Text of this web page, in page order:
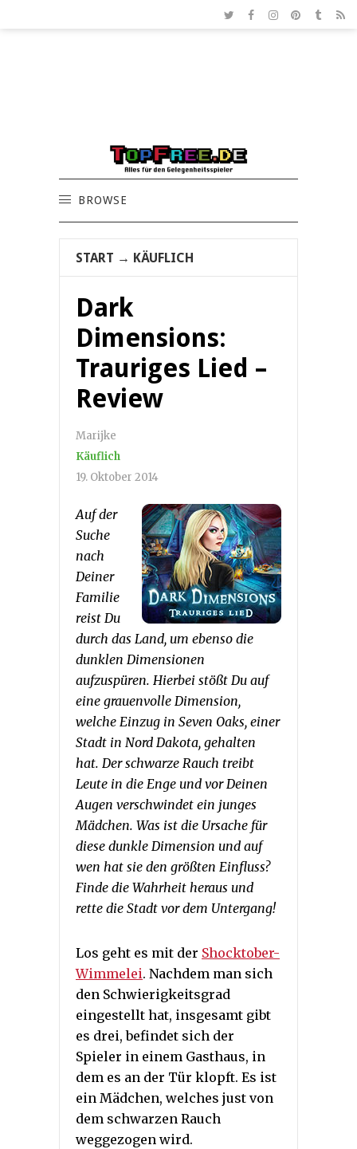
BROWSE
START → KÄUFLICH
Dark
Dimensions:
Trauriges Lied –
Review
Marijke
Käuflich
19. Oktober 2014
Auf der
Suche
nach
Deiner
Familie
reist Du
durch das Land, um ebenso die
dunklen Dimensionen
aufzuspüren. Hierbei stößt Du auf
eine grauenvolle Dimension,
welche Einzug in Seven Oaks, einer
Stadt in Nord Dakota, gehalten
hat. Der schwarze Rauch treibt
Leute in die Enge und vor Deinen
Augen verschwindet ein junges
Mädchen. Was ist die Ursache für
diese dunkle Dimension und auf
wen hat sie den größten Einfluss?
Finde die Wahrheit heraus und
rette die Stadt vor dem Untergang!
Los geht es mit der Shocktober-
Wimmelei. Nachdem man sich
den Schwierigkeitsgrad
eingestellt hat, insgesamt gibt
es drei, befindet sich der
Spieler in einem Gasthaus, in
dem es an der Tür klopft. Es ist
ein Mädchen, welches just von
dem schwarzen Rauch
weggezogen wird.